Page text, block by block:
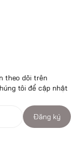
theo dõi trên
tôi để cập nhật
Đăng ký